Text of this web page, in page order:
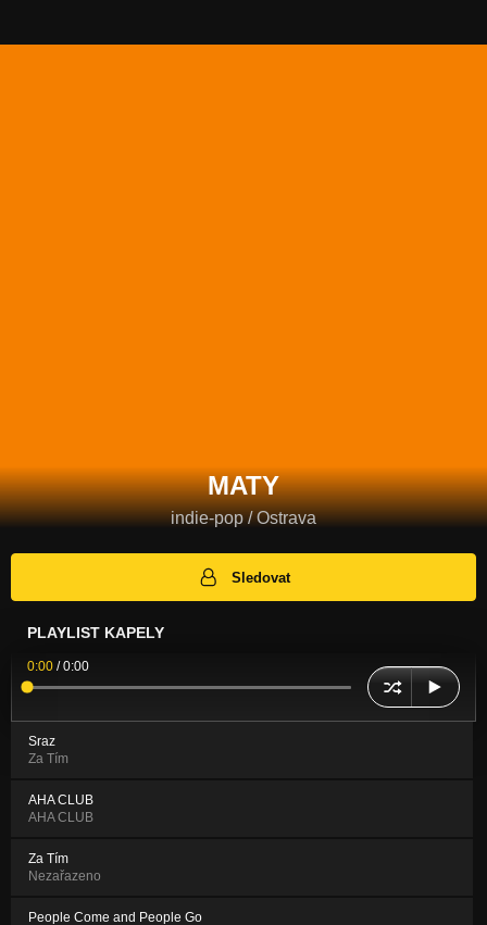
MATY
indie-pop / Ostrava
Sledovat
PLAYLIST KAPELY
0:00 /0:00
Sraz
Za Tím
AHA CLUB
AHA CLUB
Za Tím
Nezařazeno
People Come and People Go